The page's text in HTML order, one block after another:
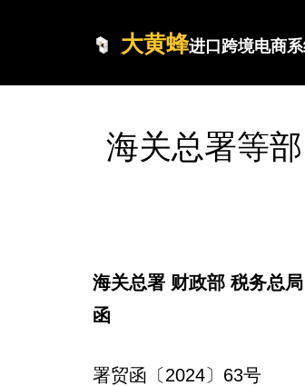
大黄蜂进口跨境电商
海关总署等
海关总署 财政部 税务总
函
署贸函〔2024〕63号